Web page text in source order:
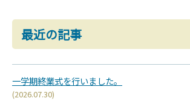
最近の記事
一学期終業式を行いました。
(2026.07.30)